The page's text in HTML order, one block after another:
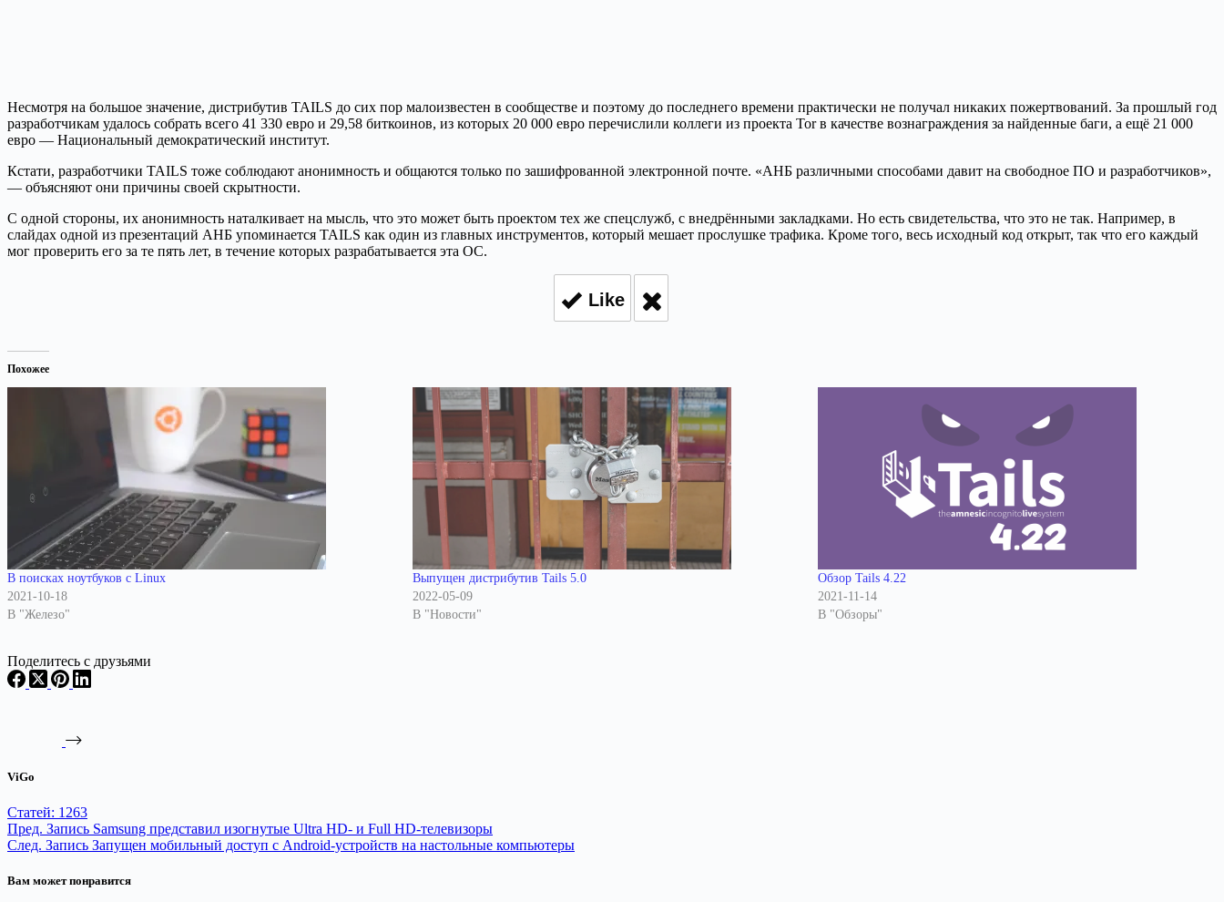
Несмотря на большое значение, дистрибутив TAILS до сих пор малоизвестен в сообществе и поэтому до последнего времени практически не получал никаких пожертвований. За прошлый год
разработчикам удалось собрать всего 41 330 евро и 29,58 биткоинов, из которых 20 000 евро перечислили коллеги из проекта Tor в качестве вознаграждения за найденные баги, а ещё 21 000
евро — Национальный демократический институт.
Кстати, разработчики TAILS тоже соблюдают анонимность и общаются только по зашифрованной электронной почте. «АНБ различными способами давит на свободное ПО и разработчиков»,
— объясняют они причины своей скрытности.
С одной стороны, их анонимность наталкивает на мысль, что это может быть проектом тех же спецслужб, с внедрёнными закладками. Но есть свидетельства, что это не так. Например, в
слайдах одной из презентаций АНБ упоминается TAILS как один из главных инструментов, который мешает прослушке трафика. Кроме того, весь исходный код открыт, так что его каждый
мог проверить его за те пять лет, в течение которых разрабатывается эта ОС.
Like
Похожее
В поисках ноутбуков с Linux
2021-10-18
В "Железо"
Выпущен дистрибутив Tails 5.0
2022-05-09
В "Новости"
Обзор Tails 4.22
2021-11-14
В "Обзоры"
Поделитесь с друзьями
ViGo
Статей: 1263
Пред. Запись Samsung представил изогнутые Ultra HD- и Full HD-телевизоры
След. Запись Запущен мобильный доступ с Android-устройств на настольные компьютеры
Вам может понравится